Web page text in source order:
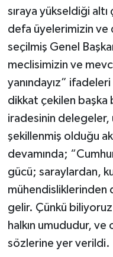
sıraya yükseldiği
defa üyelerimizin ve
seçilmiş Genel
meclisimizin ve
yanındayız”
dikkat çekilen başka
iradesinin delegeler,
şekillenmiş olduğu
devamında;
gücü; saraylardan,
mühendisliklerinden
gelir. Çünkü
halkın umududur, ve
sözlerine yer verildi.